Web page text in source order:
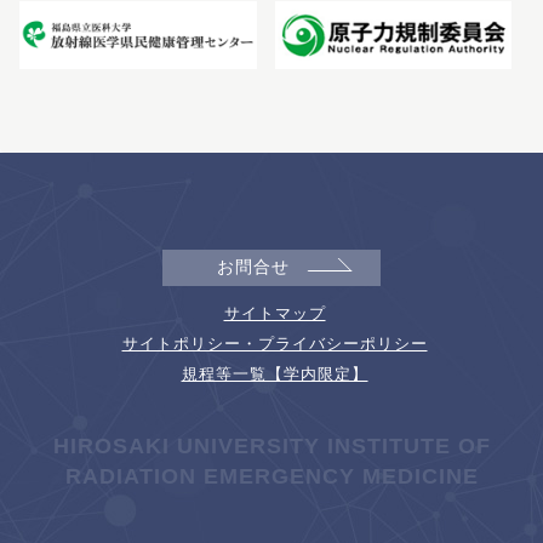
お問合せ
サイトマップ
サイトポリシー・プライバシーポリシー
規程等一覧【学内限定】
HIROSAKI UNIVERSITY INSTITUTE OF
RADIATION EMERGENCY MEDICINE